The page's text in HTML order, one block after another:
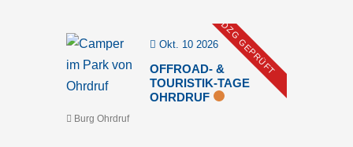
Okt. 10 2026DZG GEPRÜFT
OFFROAD- &
TOURISTIK-TAGE
OHRDRUF
Burg Ohrdruf